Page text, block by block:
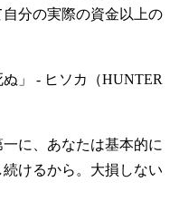
分の実際の資金以上の
」 - ヒソカ（HUNTER
に、あなたは基本的に
けるから。大損しない